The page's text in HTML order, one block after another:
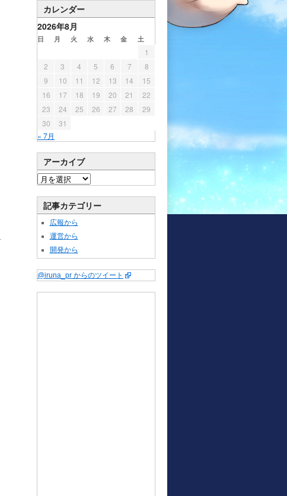
カレンダー
2026年8月
日 月 火 水 木 金 土
« 7月
1
2
3 4 5 6 7
8
9
10 11 12 13 14
15
16
17 18 19 20 21
22
23
24 25 26 27 28
29
30
31
アーカイブ
記事カテゴリー
広報から
運営から
開発から
@iruna_pr からのツイート